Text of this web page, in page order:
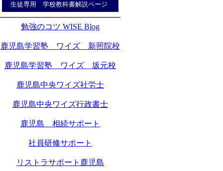
生徒専用 学校教科書解説ページ
勉強のコツ WISE Blog
鹿児島学習塾 ワイズ 新照院校
鹿児島学習塾 ワイズ 坂元校
鹿児島中央ワイズ社労士
鹿児島中央ワイズ行政書士
鹿児島 相続サポート
社員研修サポート
リストラサポート鹿児島